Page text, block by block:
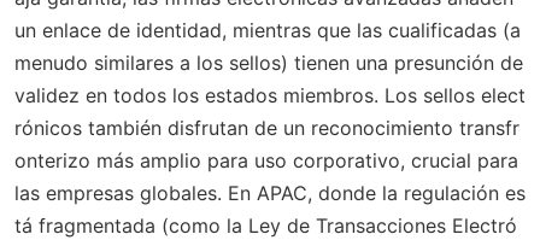
un enlace de identidad, mientras que las cualificadas (a
menudo similares a los sellos) tienen una presunción de
validez en todos los estados miembros. Los sellos elect
rónicos también disfrutan de un reconocimiento transfr
onterizo más amplio para uso corporativo, crucial para
las empresas globales. En APAC, donde la regulación es
tá fragmentada (como la Ley de Transacciones Electró